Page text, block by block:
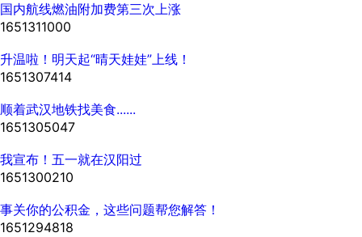
国内航线燃油附加费第三次上涨
1651311000
升温啦！明天起“晴天娃娃”上线！
1651307414
顺着武汉地铁找美食......
1651305047
我宣布！五一就在汉阳过
1651300210
事关你的公积金，这些问题帮您解答！
1651294818